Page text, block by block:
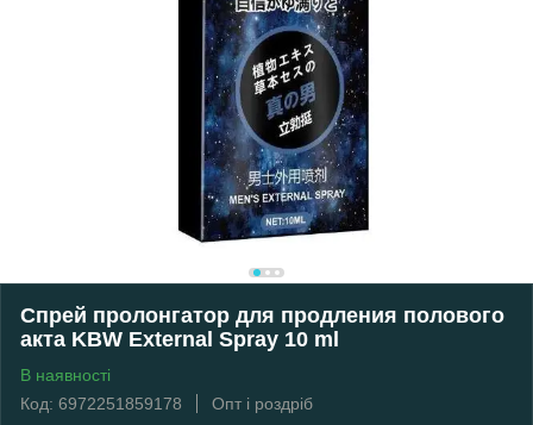
Спрей пролонгатор для продления полового
акта KBW External Spray 10 ml
В наявності
Код: 6972251859178
Опт і роздріб